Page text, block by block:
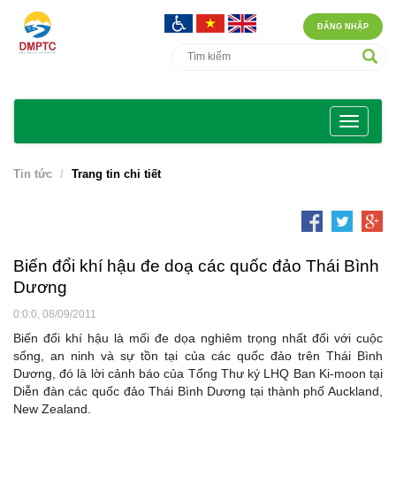
ĐĂNG NHẬP
Tin tức Trang tin chi tiết
Biến đổi khí hậu đe doạ các quốc đảo Thái Bình
Dương
0:0:0, 08/09/2011
Biến đổi khí hậu là mối đe dọa nghiêm trọng nhất đối với cuộc
sống, an ninh và sự tồn tại của các quốc đảo trên Thái Bình
Dương, đó là lời cảnh báo của Tổng Thư ký LHQ Ban Ki-moon tại
Diễn đàn các quốc đảo Thái Bình Dương tại thành phố Auckland,
New Zealand.